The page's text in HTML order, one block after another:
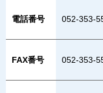
電話番号 052-353-
FAX番号 052-353-